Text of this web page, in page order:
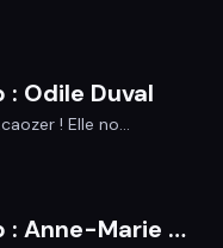
: Odile Duval
! Elle no...
De houip e de houap : Anne-Marie et Annie Bertin